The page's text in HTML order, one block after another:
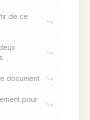
de ce
document
pour